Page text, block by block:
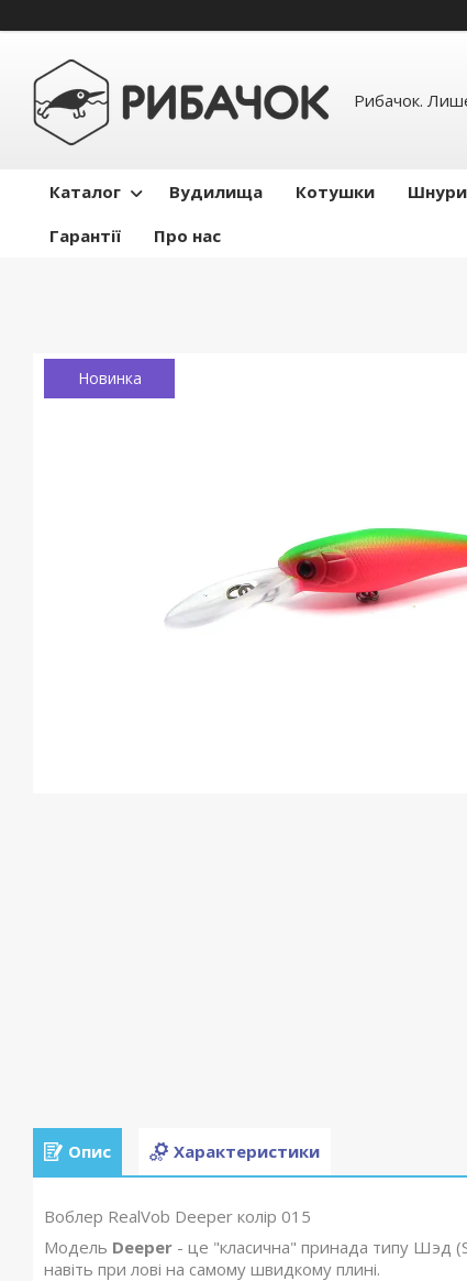
Рибачок. Лише
Каталог Вудилища Котушки
Гарантії
Про нас
Новинка
Опис Характеристики
Воблер RealVob Deeper колір 015
Модель Deeper - це "класична" принада типу Шэд
навіть при лові на самому швидкому плині.